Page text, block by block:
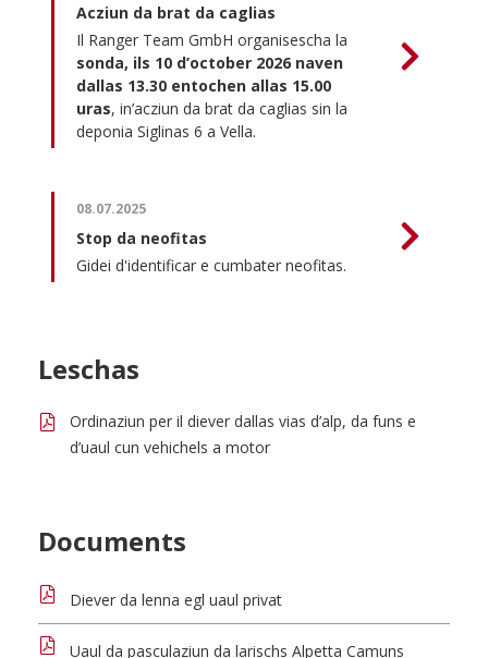
Acziun da brat da caglias
Il Ranger Team GmbH organisescha la
sonda, ils 10 d’october 2026 naven
dallas 13.30 entochen allas 15.00
uras, in’acziun da brat da caglias sin la
deponia Siglinas 6 a Vella.
08.07.2025
Stop da neofitas
Gidei d'identificar e cumbater neofitas.
Leschas
Ordinaziun per il diever dallas vias d’alp, da funs e
d’uaul cun vehichels a motor
Documents
Diever da lenna egl uaul privat
Uaul da pasculaziun da larischs Alpetta Camuns